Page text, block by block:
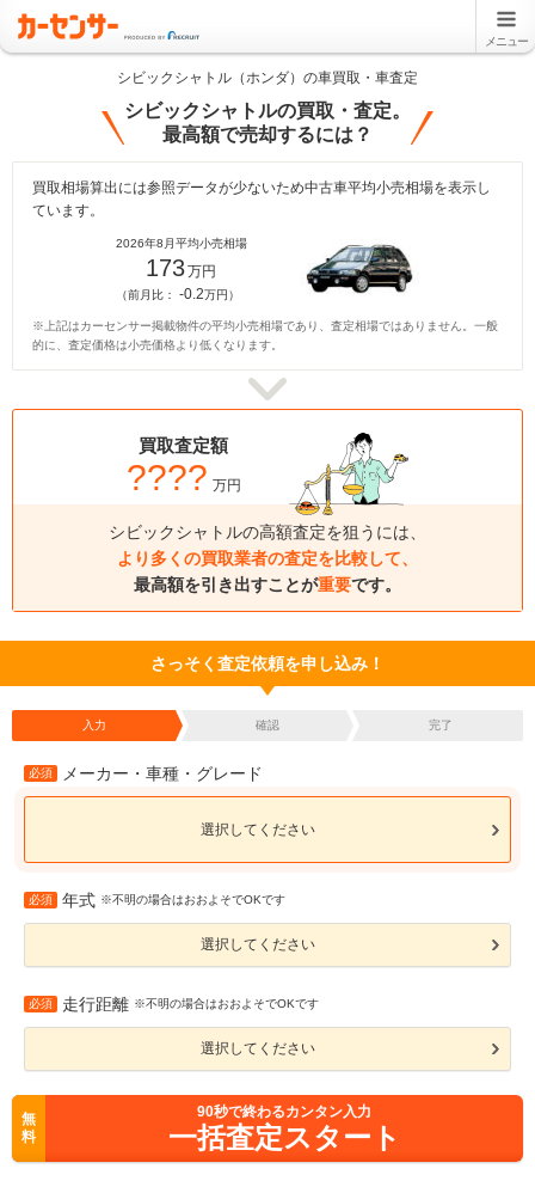
メニュー
シビックシャトル（ホンダ）の車買取・車査定
シビックシャトルの買取・査定。
最高額で売却するには？
買取相場算出には参照データが少ないため中古車平均小売相場を表示し
ています。
2026年8月平均小売相場
173万円
（前月比： -0.2万円）
※上記はカーセンサー掲載物件の平均小売相場であり、査定相場ではありません。一般
的に、査定価格は小売価格より低くなります。
買取査定額
???? 万円
シビックシャトルの高額査定を狙うには、
より多くの買取業者の査定を比較して、
最高額を引き出すことが重要です。
さっそく査定依頼を申し込み！
入力 確認 完了
必須 メーカー・車種・グレード
選択してください
必須 年式 ※不明の場合はおおよそでOKです
選択してください
必須 走行距離 ※不明の場合はおおよそでOKです
選択してください
無
料
90秒で終わるカンタン入力
一括査定スタート